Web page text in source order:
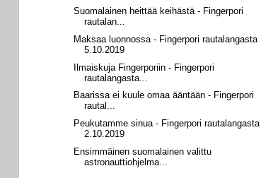
Suomalainen heittää keihästä - Fingerpori
rautalan...
Maksaa luonnossa - Fingerpori rautalangasta
5.10.2019
Ilmaiskuja Fingerporiin - Fingerpori
rautalangasta...
Baarissa ei kuule omaa ääntään - Fingerpori
rautal...
Peukutamme sinua - Fingerpori rautalangasta
2.10.2019
Ensimmäinen suomalainen valittu
astronauttiohjelma...